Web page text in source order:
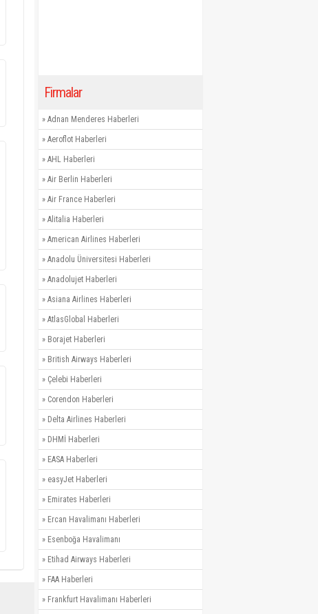
Firmalar
» Adnan Menderes Haberleri
» Aeroflot Haberleri
» AHL Haberleri
» Air Berlin Haberleri
» Air France Haberleri
» Alitalia Haberleri
» American Airlines Haberleri
» Anadolu Üniversitesi Haberleri
» Anadolujet Haberleri
» Asiana Airlines Haberleri
» AtlasGlobal Haberleri
» Borajet Haberleri
» British Airways Haberleri
» Çelebi Haberleri
» Corendon Haberleri
» Delta Airlines Haberleri
» DHMİ Haberleri
» EASA Haberleri
» easyJet Haberleri
» Emirates Haberleri
» Ercan Havalimanı Haberleri
» Esenboğa Havalimanı
» Etihad Airways Haberleri
» FAA Haberleri
» Frankfurt Havalimanı Haberleri